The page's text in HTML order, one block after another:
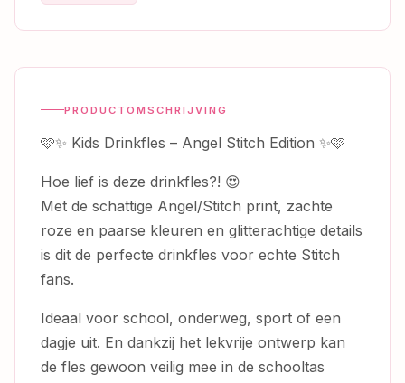
PRODUCTOMSCHRIJVING
🩷✨ Kids Drinkfles – Angel Stitch Edition ✨🩷
Hoe lief is deze drinkfles?! 😍
Met de schattige Angel/Stitch print, zachte
roze en paarse kleuren en glitterachtige details
is dit de perfecte drinkfles voor echte Stitch
fans.
Ideaal voor school, onderweg, sport of een
dagje uit. En dankzij het lekvrije ontwerp kan
de fles gewoon veilig mee in de schooltas